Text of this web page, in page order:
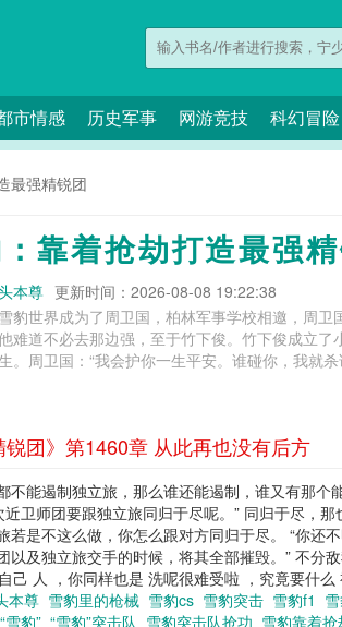
市情感 历史军事 网游竞技 科幻冒险
最强精锐团
靠着抢劫打造最强
本尊 更新时间：2026-08-08 19:22:38
豹世界成为了周卫国，柏林军事学校相邀，周
难道不必去那边强，至于竹下俊。竹下俊成立
。周卫国：“我会护你一生平安。谁碰你，我就
锐团》第1460章 从此再也没有后方
不能遏制独立旅，那么谁还能遏制，谁又有那
卫师团要跟独立旅同归于尽呢。” 同归于尽，
若是不这么做，你怎么跟对方同归于尽。 “你
以及独立旅交手的时候，将其全部摧毁。” 不
己 人 ，你同样也是 洗呢很难受啦 ，究竟要什
本尊 雪豹里的枪械 雪豹cs 雪豹突击 雪豹f1
“雪豹” “雪豹”突击队 雪豹突击队抢功 雪豹靠着